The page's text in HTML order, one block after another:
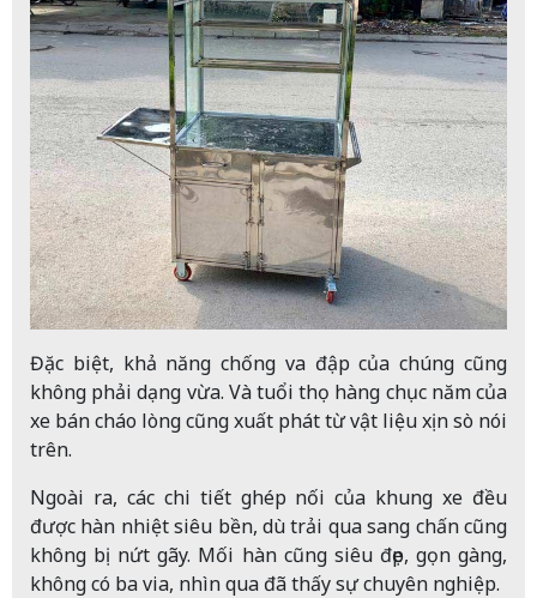
Đặc biệt, khả năng chống va đập của chúng cũng
không phải dạng vừa. Và tuổi thọ hàng chục năm của
xe bán cháo lòng cũng xuất phát từ vật liệu xịn sò nói
trên.
Ngoài ra, các chi tiết ghép nối của khung xe đều
được hàn nhiệt siêu bền, dù trải qua sang chấn cũng
không bị nứt gãy. Mối hàn cũng siêu đẹp, gọn gàng,
không có ba via, nhìn qua đã thấy sự chuyên nghiệp.